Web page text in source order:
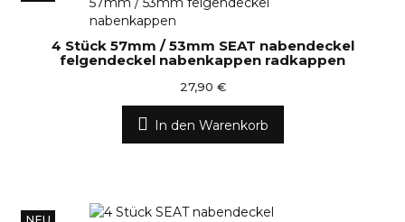
4 Stück 57mm / 53mm SEAT nabendeckel
felgendeckel nabenkappen radkappen
27,90 €
In den Warenkorb